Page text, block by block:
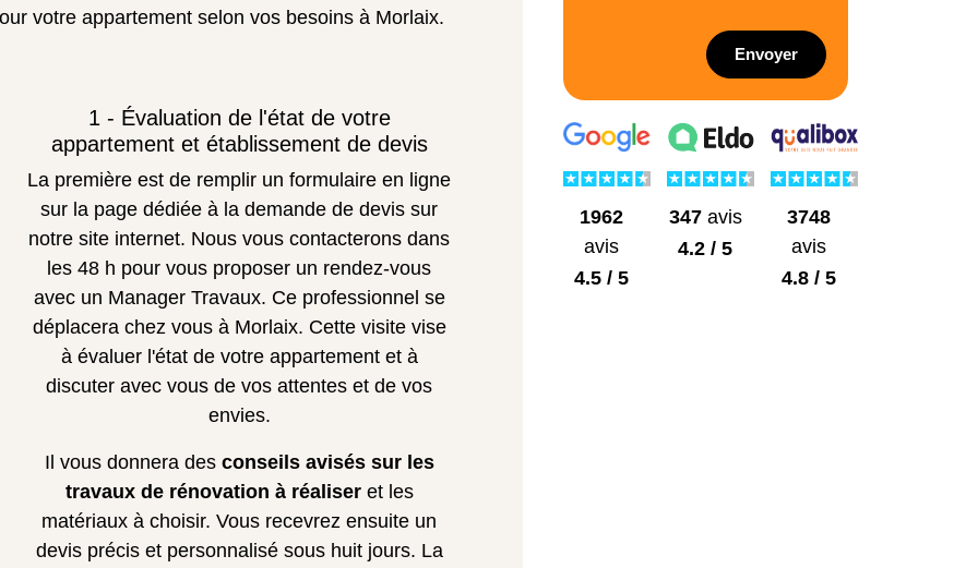
votre appartement selon vos besoins à Morlaix.
1 - Évaluation de l'état de votre
appartement et établissement de devis
La première est de remplir un formulaire en ligne
sur la page dédiée à la demande de devis sur
notre site internet. Nous vous contacterons dans
les 48 h pour vous proposer un rendez-vous
avec un Manager Travaux. Ce professionnel se
déplacera chez vous à Morlaix. Cette visite vise
à évaluer l'état de votre appartement et à
discuter avec vous de vos attentes et de vos
envies.
Il vous donnera desconseils avisés sur les
travaux de rénovation à réaliseret les
matériaux à choisir. Vous recevrez ensuite un
devis précis et personnalisé sous huit jours. La
Envoyer
1962
avis
4.5 / 5
347avis
4.2 / 5
3748
avis
4.8 / 5